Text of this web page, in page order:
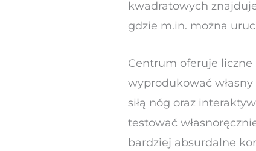
kwadratowych
gdzie m.in. można
Centrum oferuje liczne
wyprodukować
siłą nóg oraz
testować
bardziej absurdalne